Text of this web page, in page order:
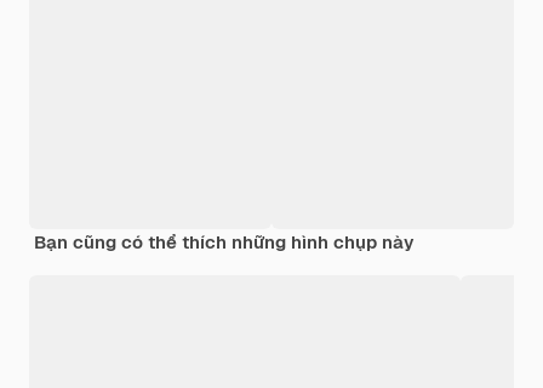
Bạn cũng có thể thích những hình chụp này